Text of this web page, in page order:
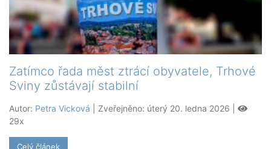
Zatímco řada měst ztrácí obyvatele, Trhové
Sviny zůstávají stabilní
Autor: Petra Vicková | Zveřejněno: úterý 20. ledna 2026 |
29x
Celý článek